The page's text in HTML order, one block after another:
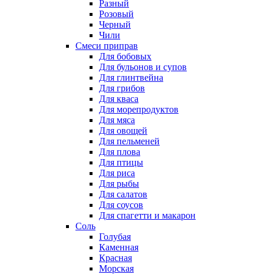
Разный
Розовый
Черный
Чили
Смеси приправ
Для бобовых
Для бульонов и супов
Для глинтвейна
Для грибов
Для кваса
Для морепродуктов
Для мяса
Для овощей
Для пельменей
Для плова
Для птицы
Для риса
Для рыбы
Для салатов
Для соусов
Для спагетти и макарон
Соль
Голубая
Каменная
Красная
Морская